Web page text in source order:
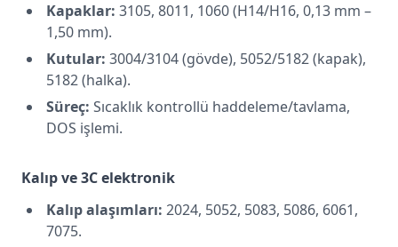
Kapaklar: 3105, 8011, 1060 (H14/H16, 0,13 mm –
1,50 mm).
Kutular: 3004/3104 (gövde), 5052/5182 (kapak),
5182 (halka).
Süreç: Sıcaklık kontrollü haddeleme/tavlama,
DOS işlemi.
Kalıp ve 3C elektronik
Kalıp alaşımları: 2024, 5052, 5083, 5086, 6061,
7075.